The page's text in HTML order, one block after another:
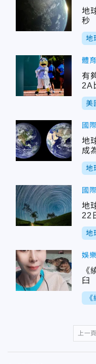
地
秒
地
體育
有
2A
美
國際
地
成
地
國際
地
22
地
娛樂
《
臼
上一頁